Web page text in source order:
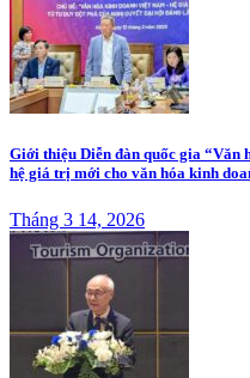
Giới thiệu Diễn đàn quốc gia “Văn
hệ giá trị mới cho văn hóa kinh
Tháng 3 14, 2026